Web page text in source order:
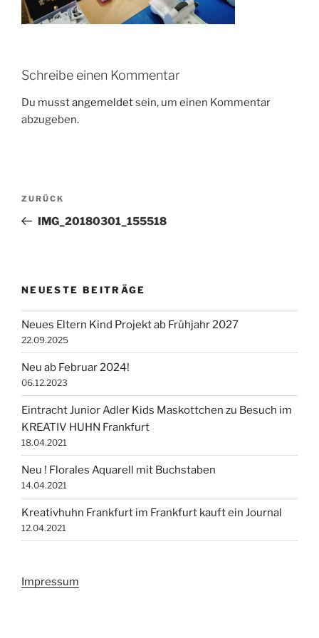
Schreibe einen Kommentar
Du musstangemeldetsein, um einen Kommentar
abzugeben.
Beitrags-
Vorheriger
Beitrag
ZURÜCK
IMG_20180301_155518
NEUESTE BEITRÄGE
Neues Eltern Kind Projekt ab Frühjahr 2027
22.09.2025
Neu ab Februar 2024!
06.12.2023
Eintracht Junior Adler Kids Maskottchen zu Besuch im
KREATIV HUHN Frankfurt
18.04.2021
Neu ! Florales Aquarell mit Buchstaben
14.04.2021
Kreativhuhn Frankfurt im Frankfurt kauft ein Journal
12.04.2021
Impressum